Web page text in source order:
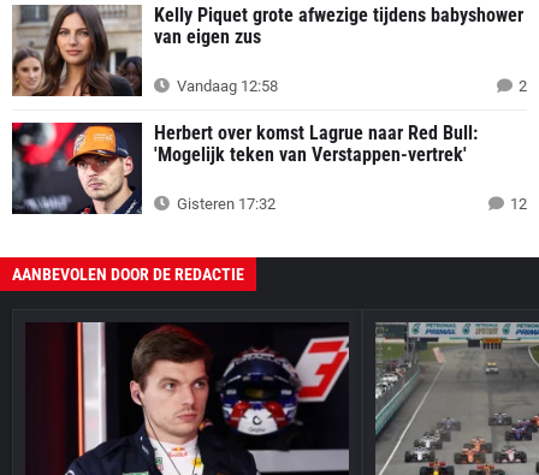
Kelly Piquet grote afwezige tijdens babyshower
van eigen zus
Vandaag 12:58 2
Herbert over komst Lagrue naar Red Bull:
'Mogelijk teken van Verstappen-vertrek'
Gisteren 17:32 12
AANBEVOLEN DOOR DE REDACTIE